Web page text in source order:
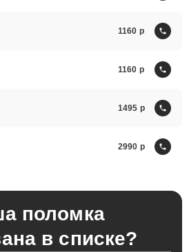
1160
1160
1495
2990
поломка
в списке?